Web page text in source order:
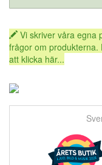
Vi skriver våra egna
frågor om produkterna.
att klicka här...